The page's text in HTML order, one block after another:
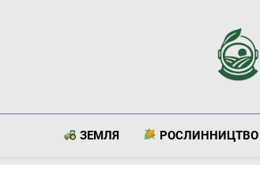
ЗЕМЛЯ РОСЛИННИЦТВО